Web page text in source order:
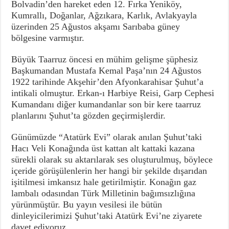
Bolvadin’den hareket eden 12. Fırka Yeniköy,
Kumrallı, Doğanlar, Ağzıkara, Karlık, Avlakyayla
üzerinden 25 Ağustos akşamı Sarıbaba güney
bölgesine varmıştır.
Büyük Taarruz öncesi en mühim gelişme şüphesiz
Başkumandan Mustafa Kemal Paşa’nın 24 Ağustos
1922 tarihinde Akşehir’den Afyonkarahisar Şuhut’a
intikali olmuştur. Erkan-ı Harbiye Reisi, Garp Cephesi
Kumandanı diğer kumandanlar son bir kere taarruz
planlarını Şuhut’ta gözden geçirmişlerdir.
Günümüzde “Atatürk Evi” olarak anılan Şuhut’taki
Hacı Veli Konağında üst kattan alt kattaki kazana
sürekli olarak su aktarılarak ses oluşturulmuş, böylece
içeride görüşülenlerin her hangi bir şekilde dışarıdan
işitilmesi imkansız hale getirilmiştir. Konağın gaz
lambalı odasından Türk Milletinin bağımsızlığına
yürünmüştür. Bu yayın vesilesi ile bütün
dinleyicilerimizi Şuhut’taki Atatürk Evi’ne ziyarete
davet ediyoruz.